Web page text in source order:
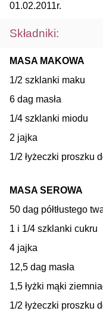
01.02.2011r.
Składniki:
MASA MAKOWA
1/2 szklanki maku
6 dag masła
1/4 szklanki miodu
2 jajka
1/2 łyżeczki proszku
MASA SEROWA
50 dag półtłustego
1 i 1/4 szklanki cukru
4 jajka
12,5 dag masła
1,5 łyżki mąki
1/2 łyżeczki proszku